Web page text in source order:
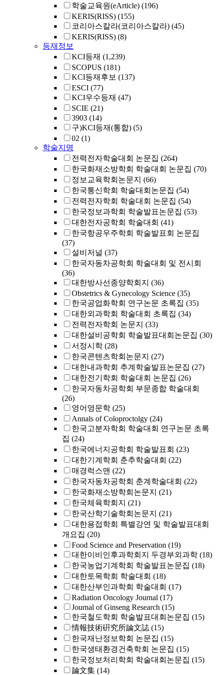
학술교육원(eArticle) (196)
KERIS(RISS) (155)
코리아스칼라(코리아스칼라) (45)
KERIS(RISS) (8)
등재정보
KCI등재 (1,239)
SCOPUS (181)
KCI등재후보 (137)
ESCI (77)
KCI우수등재 (47)
SCIE (21)
3903 (14)
구)KCI등재(통합) (5)
02 (1)
학술지명
전력전자학술대회 논문집 (264)
한국화재소방학회 학술대회 논문집 (70)
정보교육학회논문지 (66)
한국통신학회 학술대회논문집 (54)
전력전자학회 학술대회 논문집 (54)
한국정보과학회 학술발표논문집 (53)
대한전자공학회 학술대회 (41)
한국항공우주학회 학술발표회 논문집
(37)
설비저널 (37)
한국자동차공학회 학술대회 및 전시회
(36)
대한방사선종양학회지 (36)
Obstetrics & Gynecology Science (35)
한국공업화학회 연구논문 초록집 (35)
대한외과학회 학술대회 초록집 (34)
전력전자학회 논문지 (33)
대한설비공학회 학술발표대회논문집 (30)
서정시학 (28)
한국콘텐츠학회논문지 (27)
대한내과학회 추계학술발표논문집 (27)
대한전기학회 학술대회 논문집 (26)
한국자동차공학회 부문종합 학술대회
(26)
영어영문학 (25)
Annals of Coloproctolgy (24)
한국고분자학회 학술대회 연구논문 초록
집 (24)
한국에너지공학회 학술발표회 (23)
대한기계학회 춘추학술대회 (22)
매경럭스맨 (22)
한국자동차공학회 춘계학술대회 (22)
한국화재소방학회논문지 (21)
한국체육학회지 (21)
한국산학기술학회논문지 (21)
대한용접학회 특별강연 및 학술발표대회
개요집 (20)
Food Science and Preservation (19)
대한이비인후과학회지 두경부외과학 (18)
한국농업기계학회 학술발표논문집 (18)
대한토목학회 학술대회 (18)
대한산부인과학회 학술대회 (17)
Radiation Oncology Journal (17)
Journal of Ginseng Research (15)
한국철도학회 학술발표대회논문집 (15)
情報技術硏究所論文誌 (15)
한국재난정보학회 논문집 (15)
한국생태환경건축학회 논문집 (15)
한국정보처리학회 학술대회논문집 (15)
論文集 (14)